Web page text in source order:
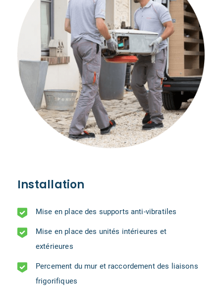
Installation
Mise en place des supports anti-vibratiles
Mise en place des unités intérieures et
extérieures
Percement du mur et raccordement des liaisons
frigorifiques